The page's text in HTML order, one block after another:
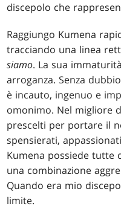
discepolo che
Raggiungo Kumena
tracciando una linea
siamo. La sua
arroganza. Senza
è incauto, ingenuo e
omonimo. Nel migliore
prescelti per portare il
spensierati,
Kumena possiede tutte
una combinazione
Quando era mio
limite.